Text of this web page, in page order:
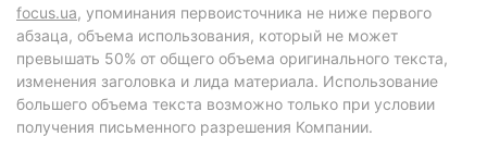
focus.ua, упоминания первоисточника не ниже первого
абзаца, объема использования, который не может
превышать 50% от общего объема оригинального текста,
изменения заголовка и лида материала. Использование
большего объема текста возможно только при условии
получения письменного разрешения Компании.